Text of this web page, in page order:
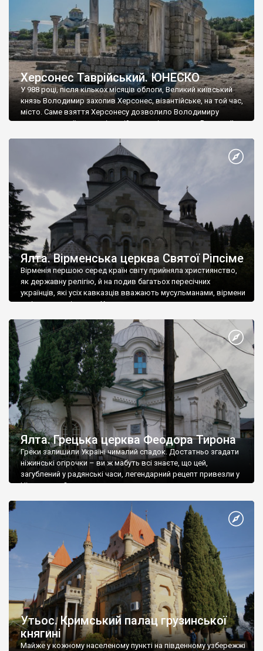
Херсонес Таврійський. ЮНЕСКО
У 988 році, після кількох місяців облоги, Великий київський
князь Володимир захопив Херсонес, візантійське, на той час,
місто. Саме взяття Херсонесу дозволило Володимиру
диктувати свої умови візантійському імператору Василю ІІ, та
Херсонесі Володимир-язичник, став Василем-християнином.
А потім було Хрещення Русі. На честь Херсонесу Таврійського
Ялта. Вірменська церква Святої Ріпсіме
Вірменія першою серед країн світу прийняла християнство,
як державну релігію, й на подив багатьох пересічних
українців, які усіх кавказців вважають мусульманами, вірмени
є відданими вірянами Христа
Ялта. Грецька церква Феодора Тирона
Греки залишили Україні чималий спадок. Достатньо згадати
ніжинські огірочки – ви ж мабуть всі знаєте, що цей,
загублений у радянські часи, легендарний рецепт привезли у
Ніжин греки?
Утьос. Кримський палац грузинської
княгині
Майже у кожному населеному пункті на південному узбережжі